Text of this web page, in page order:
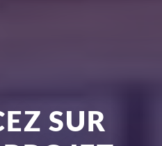
SUR